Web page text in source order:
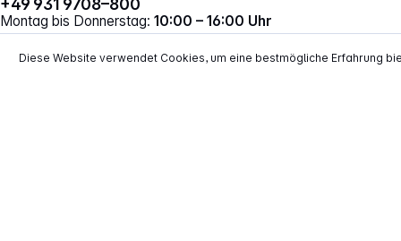
Montag bis Donnerstag: 10:00 – 16:00 Uhr
Freitag:10:00 – 14:00 Uhr
Vertrag widerrufen
Diese Website verwendet Cookies, um eine bestmögliche Erfahrung